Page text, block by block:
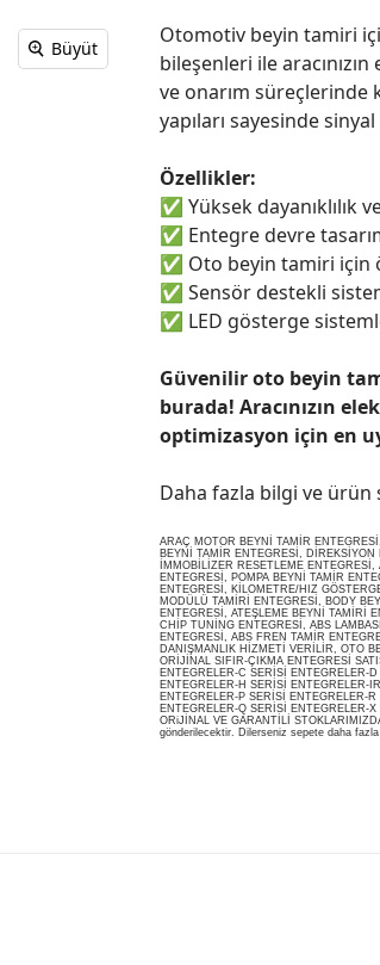
Büyüt
Otomotiv beyin tamiri
bileşenleri ile
ve onarım süreçlerinde
yapıları sayesinde
Özellikler:
✅ Yüksek dayanıklılık
✅ Entegre devre
✅ Oto beyin tamiri için
✅ Sensör destekli
✅ LED gösterge
Güvenilir oto beyin
burada! Aracınızın
optimizasyon için en
Daha fazla bilgi ve
ARAÇ MOTOR BEYNİ TAMİR
BEYNİ TAMİR ENTEGRESİ,
İMMOBİLİZER RESETLEME
ENTEGRESİ, POMPA BEYNİ TAMİR
ENTEGRESİ, KİLOMETRE/HIZ
MODÜLÜ TAMİRİ ENTEGRESİ, BODY
ENTEGRESİ, ATEŞLEME BEYNİ TAMİRİ
CHİP TUNİNG ENTEGRESİ, ABS
ENTEGRESİ, ABS FREN TAMİR
DANIŞMANLIK HİZMETİ VERİLİR, OTO
ORİJİNAL SIFIR-ÇIKMA ENTEGRESİ
ENTEGRELER-C SERİSİ ENTEGRELER-
ENTEGRELER-H SERİSİ ENTEGRELER-
ENTEGRELER-P SERİSİ ENTEGRELER-
ENTEGRELER-Q SERİSİ ENTEGRELER-
ORiJİNAL VE GARANTİLİ
gönderilecektir. Dilerseniz sepete daha